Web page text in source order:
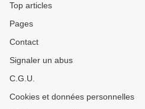
Top articles
Pages
Contact
Signaler un abus
C.G.U.
Cookies et données personnelles